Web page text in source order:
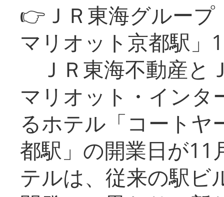
👉ＪＲ東海グルー
マリオット京都駅」
ＪＲ東海不動産と
マリオット・インタ
るホテル「コートヤ
都駅」の開業日が11
テルは、従来の駅ビ